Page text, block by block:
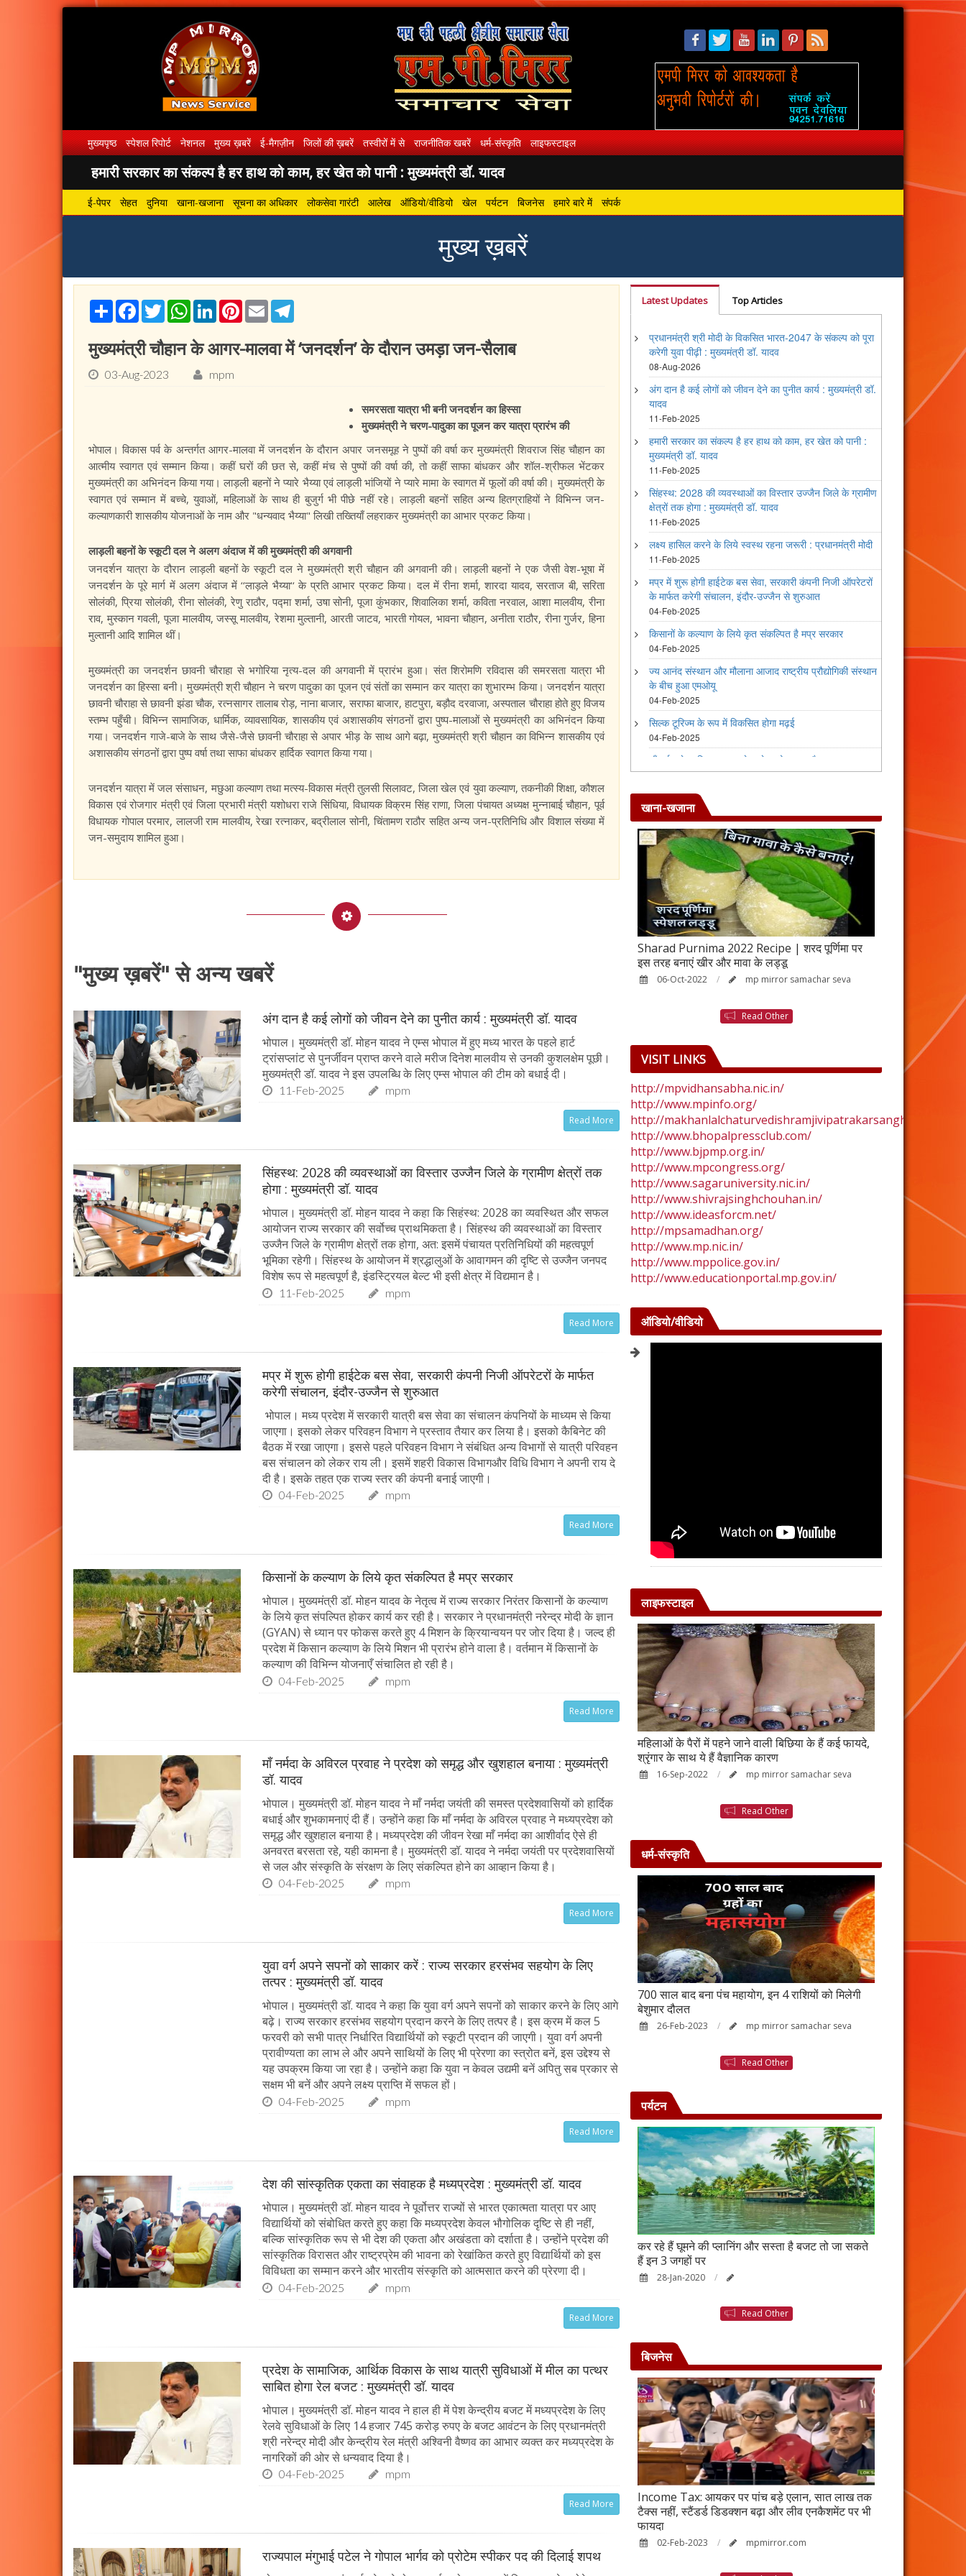
मुख्यपृष्ठ स्पेशल रिपोर्ट नेशनल मुख्य ख़बरें ई-मैगज़ीन जिलों की ख़बरें तस्वीरों में से राजनीतिक खबरें धर्म-संस्कृति लाइफस्टाइल
हमारी सरकार का संकल्प है हर हाथ को काम, हर खेत को पानी : मुख्यमंत्री डॉ. यादव
ई-पेपर सेहत दुनिया खाना-खजाना सूचना का अधिकार लोकसेवा गारंटी आलेख ऑडियो/वीडियो खेल पर्यटन बिजनेस हमारे बारे में संपर्क
मुख्य ख़बरें
ShareFacebook
TwitterWhatsApp
LinkedInPinterest
Email
मुख्यमंत्री चौहान के आगर-मालवा में ‘जनदर्शन’ के दौरान उमड़ा जन-सैलाब
03-Aug-2023 mpm
समरसता यात्रा भी बनी जनदर्शन का हिस्सा
मुख्यमंत्री ने चरण-पादुका का पूजन कर यात्रा प्रारंभ की
भोपाल। विकास पर्व के अन्तर्गत आगर-मालवा में जनदर्शन के दौरान अपार जनसमूह ने पुष्पों की वर्षा कर मुख्यमंत्री शिवराज सिंह चौहान का
आत्मीय स्वागत एवं सम्मान किया। कहीं घरों की छत से, कहीं मंच से पुष्पों की वर्षा की, तो कहीं साफा बांधकर और शॉल-श्रीफल भेंटकर
मुख्यमंत्री का अभिनंदन किया गया। लाड़ली बहनों ने प्यारे भैय्या एवं लाड़ली भांजियों ने प्यारे मामा के स्वागत में फूलों की वर्षा की। मुख्यमंत्री के
स्वागत एवं सम्मान में बच्चे, युवाओं, महिलाओं के साथ ही बुजुर्ग भी पीछे नहीं रहे। लाड़ली बहनों सहित अन्य हितग्राहियों ने विभिन्न जन-
कल्याणकारी शासकीय योजनाओं के नाम और "धन्यवाद भैय्या" लिखी तख्तियाँ लहराकर मुख्यमंत्री का आभार प्रकट किया।
लाड़ली बहनों के स्कूटी दल ने अलग अंदाज में की मुख्यमंत्री की अगवानी
जनदर्शन यात्रा के दौरान लाड़ली बहनों के स्कूटी दल ने मुख्यमंत्री श्री चौहान की अगवानी की। लाड़ली बहनों ने एक जैसी वेश-भूषा में
जनदर्शन के पूरे मार्ग में अलग अंदाज में ‘‘लाड़ले भैय्या‘‘ के प्रति आभार प्रकट किया। दल में रीना शर्मा, शारदा यादव, सरताज बी, सरिता
सोलंकी, प्रिया सोलंकी, रीना सोलंकी, रेणु राठौर, पद्मा शर्मा, उषा सोनी, पूजा कुंभकार, शिवालिका शर्मा, कविता नरवाल, आशा मालवीय, रीना
राव, मुस्कान गवली, पूजा मालवीय, जस्सू मालवीय, रेशमा मुल्तानी, आरती जाटव, भारती गोयल, भावना चौहान, अनीता राठौर, रीना गुर्जर, हिना
मुल्तानी आदि शामिल थीं।
मुख्यमंत्री का जनदर्शन छावनी चौराहा से भगोरिया नृत्य-दल की अगवानी में प्रारंभ हुआ। संत शिरोमणि रविदास की समरसता यात्रा भी
जनदर्शन का हिस्सा बनी। मुख्यमंत्री श्री चौहान ने चरण पादुका का पूजन एवं संतों का सम्मान कर यात्रा का शुभारम्भ किया। जनदर्शन यात्रा
छावनी चौराहा से छावनी झंडा चौक, रत्नसागर तालाब रोड़, नाना बाजार, सराफा बाजार, हाटपुरा, बड़ौद दरवाजा, अस्पताल चौराहा होते हुए विजय
स्तम्भ पहुँची। विभिन्न सामाजिक, धार्मिक, व्यावसायिक, शासकीय एवं अशासकीय संगठनों द्वारा पुष्प-मालाओं से मुख्यमंत्री का अभिनंदन किया
गया। जनदर्शन गाजे-बाजे के साथ जैसे-जैसे छावनी चौराहा से अपार भीड़ के साथ आगे बढ़ा, मुख्यमंत्री श्री चौहान का विभिन्न शासकीय एवं
अशासकीय संगठनों द्वारा पुष्प वर्षा तथा साफा बांधकर हार्दिक स्वागत किया गया।
जनदर्शन यात्रा में जल संसाधन, मछुआ कल्याण तथा मत्स्य-विकास मंत्री तुलसी सिलावट, जिला खेल एवं युवा कल्याण, तकनीकी शिक्षा, कौशल
विकास एवं रोजगार मंत्री एवं जिला प्रभारी मंत्री यशोधरा राजे सिंधिया, विधायक विक्रम सिंह राणा, जिला पंचायत अध्यक्ष मुन्नाबाई चौहान, पूर्व
विधायक गोपाल परमार, लालजी राम मालवीय, रेखा रत्नाकर, बद्रीलाल सोनी, चिंतामण राठौर सहित अन्य जन-प्रतिनिधि और विशाल संख्या में
जन-समुदाय शामिल हुआ।
"मुख्य ख़बरें" से अन्य खबरें
अंग दान है कई लोगों को जीवन देने का पुनीत कार्य : मुख्यमंत्री डॉ. यादव
भोपाल। मुख्यमंत्री डॉ. मोहन यादव ने एम्स भोपाल में हुए मध्य भारत के पहले हार्ट
ट्रांसप्लांट से पुनर्जीवन प्राप्त करने वाले मरीज दिनेश मालवीय से उनकी कुशलक्षेम पूछी।
मुख्यमंत्री डॉ. यादव ने इस उपलब्धि के लिए एम्स भोपाल की टीम को बधाई दी।
11-Feb-2025 mpm
Read More
सिंहस्थ: 2028 की व्यवस्थाओं का विस्तार उज्जैन जिले के ग्रामीण क्षेत्रों तक
होगा : मुख्यमंत्री डॉ. यादव
भोपाल। मुख्यमंत्री डॉ. मोहन यादव ने कहा कि सिहंस्थ: 2028 का व्यवस्थित और सफल
आयोजन राज्य सरकार की सर्वोच्च प्राथमिकता है। सिंहस्थ की व्यवस्थाओं का विस्तार
उज्जैन जिले के ग्रामीण क्षेत्रों तक होगा, अत: इसमें पंचायत प्रतिनिधियों की महत्वपूर्ण
भूमिका रहेगी। सिंहस्थ के आयोजन में श्रद्धालुओं के आवागमन की दृष्टि से उज्जैन जनपद
विशेष रूप से महत्वपूर्ण है, इंडस्ट्रियल बेल्ट भी इसी क्षेत्र में विद्यमान है।
11-Feb-2025 mpm
Read More
मप्र में शुरू होगी हाईटेक बस सेवा, सरकारी कंपनी निजी ऑपरेटरों के मार्फत
करेगी संचालन, इंदौर-उज्जैन से शुरुआत
भोपाल। मध्य प्रदेश में सरकारी यात्री बस सेवा का संचालन कंपनियों के माध्यम से किया
जाएगा। इसको लेकर परिवहन विभाग ने प्रस्ताव तैयार कर लिया है। इसको कैबिनेट की
बैठक में रखा जाएगा। इससे पहले परिवहन विभाग ने संबंधित अन्य विभागों से यात्री परिवहन
बस संचालन को लेकर राय ली। इसमें शहरी विकास विभागऔर विधि विभाग ने अपनी राय दे
दी है। इसके तहत एक राज्य स्तर की कंपनी बनाई जाएगी।
04-Feb-2025 mpm
Read More
किसानों के कल्याण के लिये कृत संकल्पित है मप्र सरकार
भोपाल। मुख्यमंत्री डॉ. मोहन यादव के नेतृत्व में राज्य सरकार निरंतर किसानों के कल्याण
के लिये कृत संपल्पित होकर कार्य कर रही है। सरकार ने प्रधानमंत्री नरेन्द्र मोदी के ज्ञान
(GYAN) से ध्यान पर फोकस करते हुए 4 मिशन के क्रियान्वयन पर जोर दिया है। जल्द ही
प्रदेश में किसान कल्याण के लिये मिशन भी प्रारंभ होने वाला है। वर्तमान में किसानों के
कल्याण की विभिन्न योजनाएँ संचालित हो रही है।
04-Feb-2025 mpm
Read More
माँ नर्मदा के अविरल प्रवाह ने प्रदेश को समृद्ध और खुशहाल बनाया : मुख्यमंत्री
डॉ. यादव
भोपाल। मुख्यमंत्री डॉ. मोहन यादव ने माँ नर्मदा जयंती की समस्त प्रदेशवासियों को हार्दिक
बधाई और शुभकामनाएं दी हैं। उन्होंने कहा कि माँ नर्मदा के अविरल प्रवाह ने मध्यप्रदेश को
समृद्ध और खुशहाल बनाया है। मध्यप्रदेश की जीवन रेखा माँ नर्मदा का आशीर्वाद ऐसे ही
अनवरत बरसता रहे, यही कामना है। मुख्यमंत्री डॉ. यादव ने नर्मदा जयंती पर प्रदेशवासियों
से जल और संस्कृति के संरक्षण के लिए संकल्पित होने का आव्हान किया है।
04-Feb-2025 mpm
Read More
युवा वर्ग अपने सपनों को साकार करें : राज्य सरकार हरसंभव सहयोग के लिए
तत्पर : मुख्यमंत्री डॉ. यादव
भोपाल। मुख्यमंत्री डॉ. यादव ने कहा कि युवा वर्ग अपने सपनों को साकार करने के लिए आगे
बढ़े। राज्य सरकार हरसंभव सहयोग प्रदान करने के लिए तत्पर है। इस क्रम में कल 5
फरवरी को सभी पात्र निर्धारित विद्यार्थियों को स्कूटी प्रदान की जाएगी। युवा वर्ग अपनी
प्रावीण्यता का लाभ ले और अपने साथियों के लिए भी प्रेरणा का स्त्रोत बनें, इस उद्देश्य से
यह उपक्रम किया जा रहा है। उन्होंने कहा कि युवा न केवल उद्यमी बनें अपितु सब प्रकार से
सक्षम भी बनें और अपने लक्ष्य प्राप्ति में सफल हों।
04-Feb-2025 mpm
Read More
देश की सांस्कृतिक एकता का संवाहक है मध्यप्रदेश : मुख्यमंत्री डॉ. यादव
भोपाल। मुख्यमंत्री डॉ. मोहन यादव ने पूर्वोत्तर राज्यों से भारत एकात्मता यात्रा पर आए
विद्यार्थियों को संबोधित करते हुए कहा कि मध्यप्रदेश केवल भौगोलिक दृष्टि से ही नहीं,
बल्कि सांस्कृतिक रूप से भी देश की एकता और अखंडता को दर्शाता है। उन्होंने प्रदेश की
सांस्कृतिक विरासत और राष्ट्रप्रेम की भावना को रेखांकित करते हुए विद्यार्थियों को इस
विविधता का सम्मान करने और भारतीय संस्कृति को आत्मसात करने की प्रेरणा दी।
04-Feb-2025 mpm
Read More
प्रदेश के सामाजिक, आर्थिक विकास के साथ यात्री सुविधाओं में मील का पत्थर
साबित होगा रेल बजट : मुख्यमंत्री डॉ. यादव
भोपाल। मुख्यमंत्री डॉ. मोहन यादव ने हाल ही में पेश केन्द्रीय बजट में मध्यप्रदेश के लिए
रेलवे सुविधाओं के लिए 14 हजार 745 करोड़ रुपए के बजट आवंटन के लिए प्रधानमंत्री
श्री नरेन्द्र मोदी और केन्द्रीय रेल मंत्री अश्विनी वैष्णव का आभार व्यक्त कर मध्यप्रदेश के
नागरिकों की ओर से धन्यवाद दिया है।
04-Feb-2025 mpm
Read More
राज्यपाल मंगुभाई पटेल ने गोपाल भार्गव को प्रोटेम स्पीकर पद की दिलाई शपथ
Latest Updates Top Articles
खाना-खजाना
Sharad Purnima 2022 Recipe | शरद पूर्णिमा पर
इस तरह बनाएं खीर और मावा के लड्डू
06-Oct-2022 mp mirror samachar seva
Read Other
VISIT LINKS
http://mpvidhansabha.nic.in/
http://www.mpinfo.org/
http://makhanlalchaturvedishramjivipatrakarsangh.com/
http://www.bhopalpressclub.com/
http://www.bjpmp.org.in/
http://www.mpcongress.org/
http://www.sagaruniversity.nic.in/
http://www.shivrajsinghchouhan.in/
http://www.ideasforcm.net/
http://mpsamadhan.org/
http://www.mp.nic.in/
http://www.mppolice.gov.in/
http://www.educationportal.mp.gov.in/
ऑडियो/वीडियो
लाइफस्टाइल
Beauty Tips | बादाम और एलोवेरा जेल से आसानी से
घर पर ही बनाएं काजल और मॉइश्चराइजर
21-Sep-2022 mp mirror samachar seva
महिलाओं के पैरों में पहने जाने वाली बिछिया के हैं कई फायदे,
श्रृंगार के साथ ये हैं वैज्ञानिक कारण
16-Sep-2022 mp mirror samachar seva
Read Other
धर्म-संस्कृति
अनुसार करें मंत्रों का जाप, जरूर मिलेगा पूजा का फल
02-Apr-2023 mp mirror samachar seva
700 साल बाद बना पंच महायोग, इन 4 राशियों को मिलेगी
बेशुमार दौलत
26-Feb-2023 mp mirror samachar seva
Read Other
पर्यटन
दो दिनों की छुट्टी एन्जॉय करने के लिए बेहतरीन है दिल्ली के
आसपास बसी ये 4 जगहें
28-Feb-2020
कर रहे हैं घूमने की प्लानिंग और सस्ता है बजट तो जा सकते
हैं इन 3 जगहों पर
28-Jan-2020
Read Other
बिजनेस
सात ट्रेडिंग सेशन में 9 लाख करोड़ घटा अदाणी समूह का
Income Tax: आयकर पर पांच बड़े एलान, सात लाख तक
टैक्स नहीं, स्टैंडर्ड डिडक्शन बढ़ा और लीव एनकैशमेंट पर भी
फायदा
02-Feb-2023 mpmirror.com
वर्ष 2023 में भी
विकेंद्रीकरण का
17-Jan-2023